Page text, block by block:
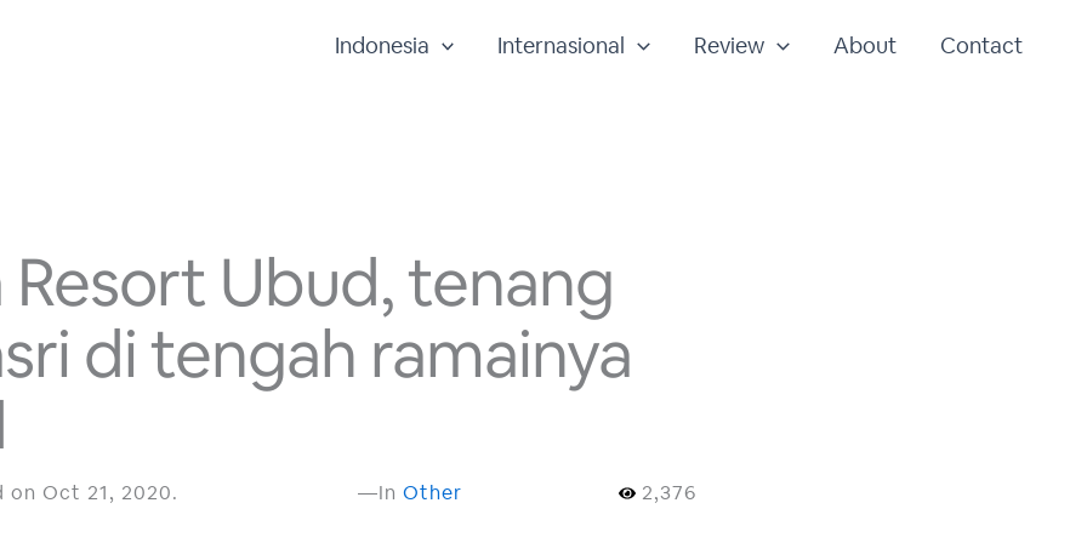
Indonesia Internasional Review About Contact
Resort Ubud, tenang
di tengah ramainya
Oct 21, 2020. —In Other 2,376